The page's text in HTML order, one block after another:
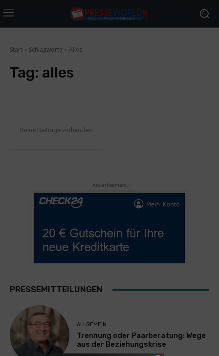
Start Schlagworte Alles
Tag: alles
Keine Beiträge vorhanden
- Advertisement -
PRESSEMITTEILUNGEN
ALLGEMEIN
Trennung oder Paarberatung: Wege
aus der Beziehungskrise